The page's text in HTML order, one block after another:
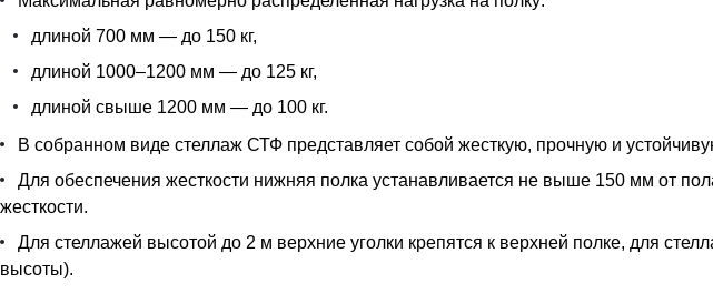
длиной 700 мм — до 150 кг,
длиной 1000–1200 мм — до 125 кг,
длиной свыше 1200 мм — до 100 кг.
В собранном виде стеллаж СТФ представляет собой жесткую, прочную и
Для обеспечения жесткости нижняя полка устанавливается не выше 150 мм от
жесткости.
Для стеллажей высотой до 2 м верхние уголки крепятся к верхней полке, для
высоты).